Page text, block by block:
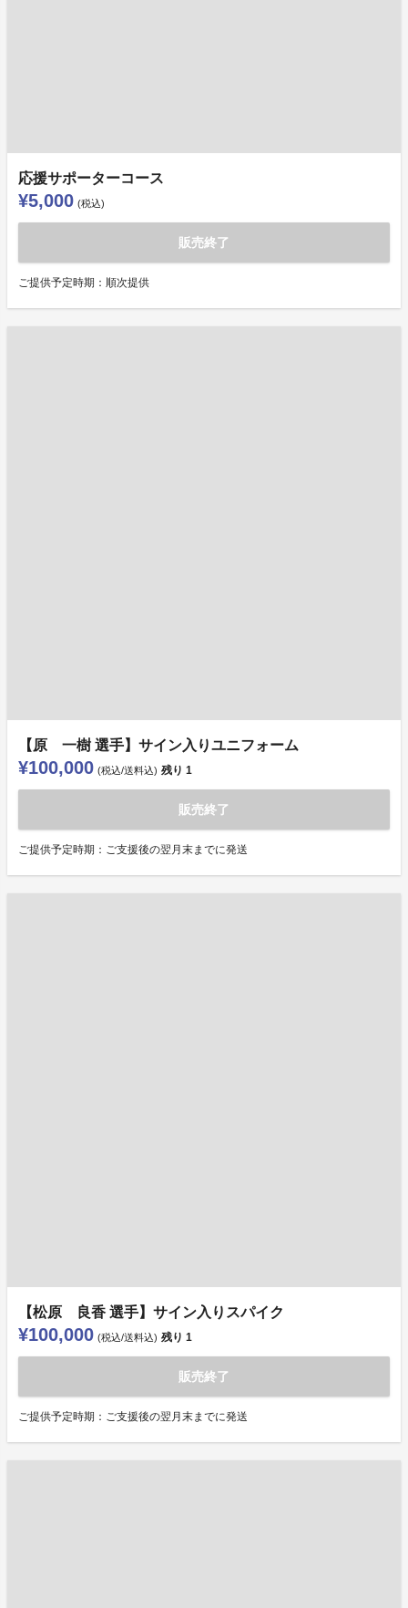
応援サポーターコース
¥5,000 (税込)
販売終了
ご提供予定時期：順次提供
【原 一樹 選手】サイン入りユニフォーム
¥100,000 (税込/送料込) 残り 1
販売終了
ご提供予定時期：ご支援後の翌月末までに発送
【松原 良香 選手】サイン入りスパイク
¥100,000 (税込/送料込) 残り 1
販売終了
ご提供予定時期：ご支援後の翌月末までに発送